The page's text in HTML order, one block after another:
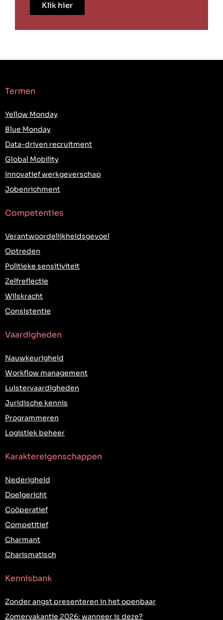
Klik hier
Termen
Yellow Monday
Blue Monday
Data-driven recruitment
Global Mobility
Innovatief werkgeverschap
Jobenrichment
Competenties
Verantwoordelijkheidsgevoel
Optreden
Politieke sensitiviteit
Zelfreflectie
Wilskracht
Consistentie
Vaardigheden
Nauwkeurigheid
Workflow management
Luistervaardigheden
Juridische kennis
Programmeren
Logistiek beheer
Karaktereigenschappen
Nederigheid
Doelgericht
Coöperatief
Competitief
Charmant
Charismatisch
Kennisbank
Zonder angst presenteren in het openbaar
Zomervakantie 2026: wanneer is deze?